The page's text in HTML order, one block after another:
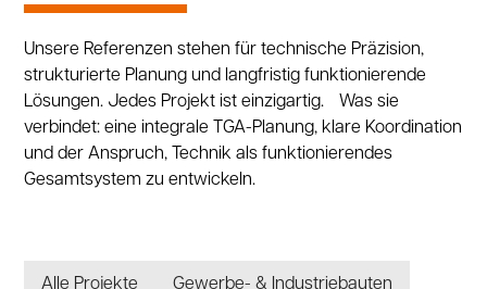
Unsere Referenzen stehen für technische Präzision,
strukturierte Planung und langfristig funktionierende
Lösungen. Jedes Projekt ist einzigartig. Was sie
verbindet: eine integrale TGA-Planung, klare Koordination
und der Anspruch, Technik als funktionierendes
Gesamtsystem zu entwickeln.
Alle Projekte
Gewerbe- & Industriebauten